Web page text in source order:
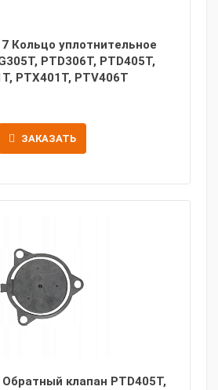
Кольцо уплотнительное
PTD306T, PTD405T,
PTX401T, PTV406T
ЗАКАЗАТЬ
клапан PTD405T,